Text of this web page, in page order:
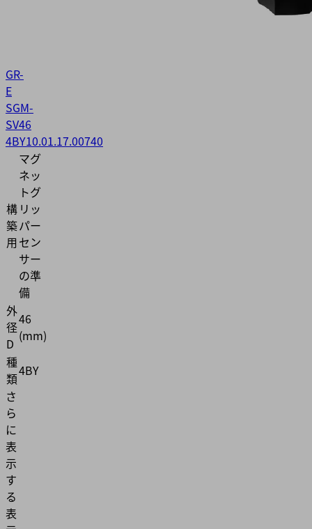
GR-
E
SGM-
SV46
4BY10.01.17.00740
構
築
用
マグ
ネッ
トグ
リッ
パー
セン
サー
の準
備
外
径
D
46
(mm)
種
類4BY
さ
ら
に
表
示
す
る
表